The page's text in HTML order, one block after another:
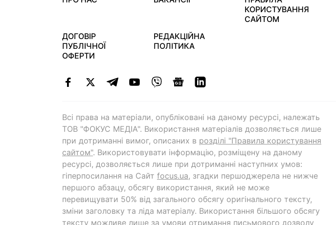
КОРИСТУВАННЯ
САЙТОМ
ДОГОВІР
ПУБЛІЧНОЇ
ОФЕРТИ
РЕДАКЦІЙНА
ПОЛІТИКА
Всі права на матеріали, опубліковані на даному ресурсі, належать
ТОВ "ФОКУС МЕДІА". Використання матеріалів дозволяється лише
при дотриманні вимог, описаних в розділі "Правила користування
сайтом". Використовувати інформацію, розміщену на даному
ресурсі, дозволяється лише при дотриманні наступних умов:
гіперпосилання на Cайт focus.ua, згадки першоджерела не нижче
першого абзацу, обсягу використання, який не може
перевищувати 50% від загального обсягу оригінального тексту,
зміни заголовку та ліда матеріалу. Використання більшого обсягу
тексту можливе лише за умови отримання письмового дозволу